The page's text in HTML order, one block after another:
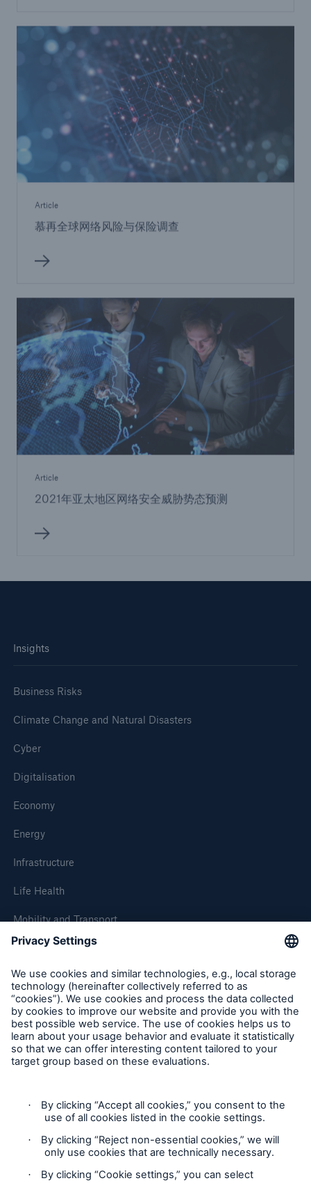
Article
慕再全球网络风险与保险调查
Article
2021年亚太地区网络安全威胁势态预测
Insights
Business Risks
Climate Change and Natural Disasters
Cyber
Digitalisation
Economy
Energy
Infrastructure
Life Health
Mobility and Transport
About Munich Re
Corporate Website
Follow us